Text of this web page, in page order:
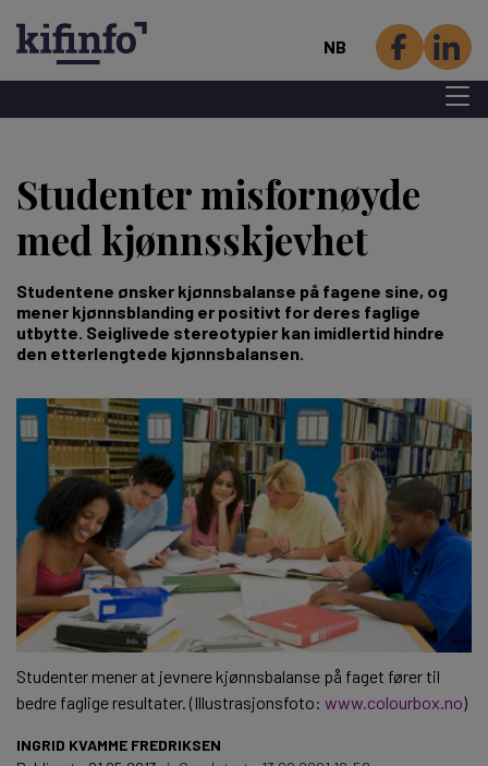
hovedinnhold
NB
Menu
Studenter misfornøyde
med kjønnsskjevhet
Studentene ønsker kjønnsbalanse på fagene sine, og
mener kjønnsblanding er positivt for deres faglige
utbytte. Seiglivede stereotypier kan imidlertid hindre
den etterlengtede kjønnsbalansen.
Studenter mener at jevnere kjønnsbalanse på faget fører til
bedre faglige resultater. (Illustrasjonsfoto: www.colourbox.no)
INGRID KVAMME FREDRIKSEN